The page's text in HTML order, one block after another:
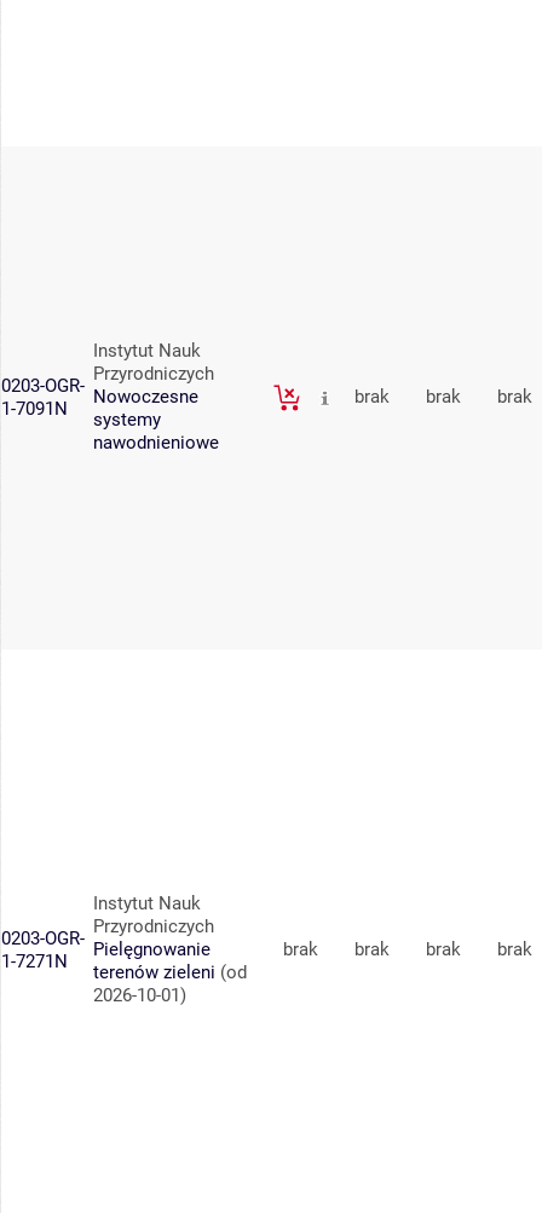
0203-OGR-
1-7091N
Instytut Nauk
Przyrodniczych
Nowoczesne
systemy
nawodnieniowe
brak brak brak
0203-OGR-
1-7271N
Instytut Nauk
Przyrodniczych
Pielęgnowanie
terenów zieleni (od
2026-10-01)
brak brak brak brak